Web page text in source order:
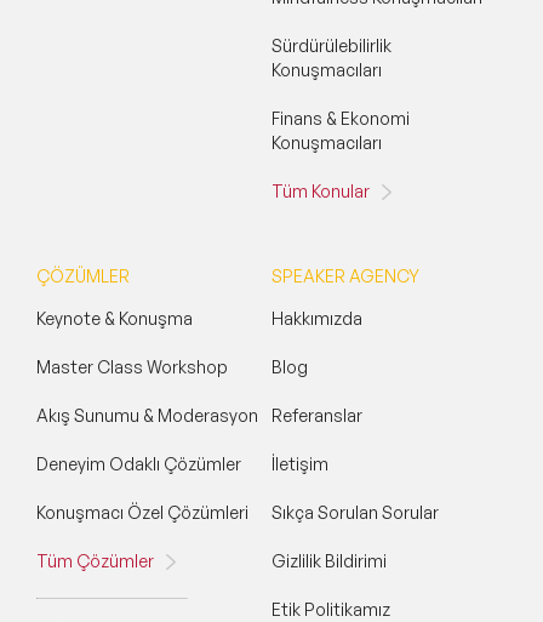
Sürdürülebilirlik
Konuşmacıları
Finans & Ekonomi
Konuşmacıları
Tüm Konular
ÇÖZÜMLER
Keynote & Konuşma
Master Class Workshop
Akış Sunumu & Moderasyon
Deneyim Odaklı Çözümler
Konuşmacı Özel Çözümleri
Tüm Çözümler
SPEAKER AGENCY
Hakkımızda
Blog
Referanslar
İletişim
Sıkça Sorulan Sorular
Gizlilik Bildirimi
Etik Politikamız